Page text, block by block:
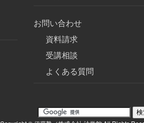
お問い合わせ
資料請求
受講相談
よくある質問